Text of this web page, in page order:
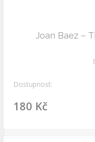
Joan Baez –
Dostupnost:
180 Kč